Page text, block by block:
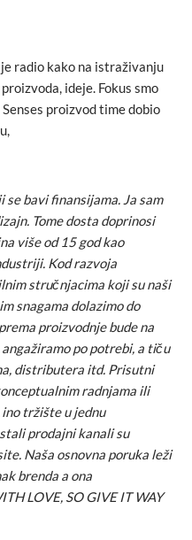
radio kako na istraživanju
ideje. Fokus smo
proizvod time dobio
bavi finansijama. Ja sam
Tome dosta doprinosi
više od 15 god kao
Kod razvoja
stručnjacima koji su naši
snagama dolazimo do
proizvodnje bude na
po potrebi, a tiču
distributera itd. Prisutni
radnjama ili
tržište u jednu
prodajni kanali su
Naša osnovna poruka leži
brenda a ona
LOVE, SO GIVE IT WAY